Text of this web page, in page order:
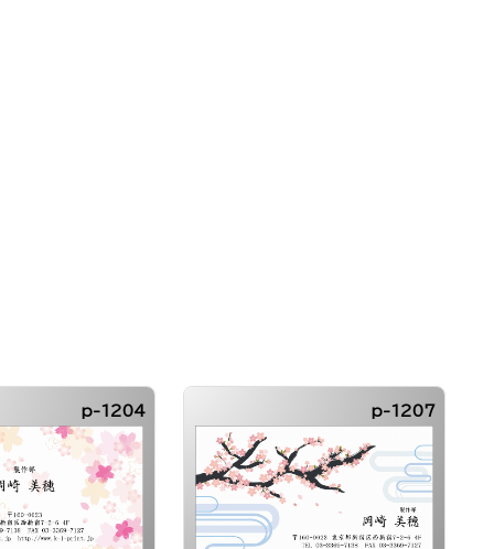
p-1204 p-1207